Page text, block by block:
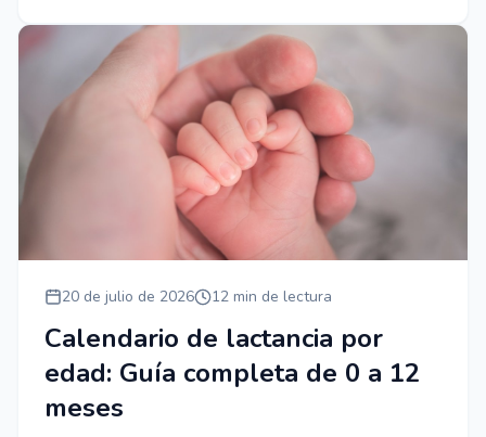
20 de julio de 2026 12 min de lectura
Calendario de lactancia por
edad: Guía completa de 0 a 12
meses